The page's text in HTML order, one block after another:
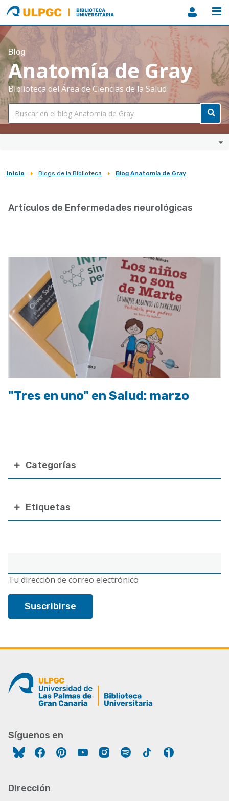
ULPGC
Biblioteca
ULPGC
Blog
Anatomía de Gray
Biblioteca del Área de Ciencias de la Salud
Sobrescribir
de
la
navegación
Inicio Blogs de la Biblioteca Blog Anatomía de Gray
electrónico
Tu dirección de correo electrónico
Categorías
Etiquetas
Artículos de Enfermedades neurológicas
"Tres en uno" en Salud: marzo
Síguenos en
FacebookPinterestYouTubeInstagram
Spotify Tiktok
Dirección